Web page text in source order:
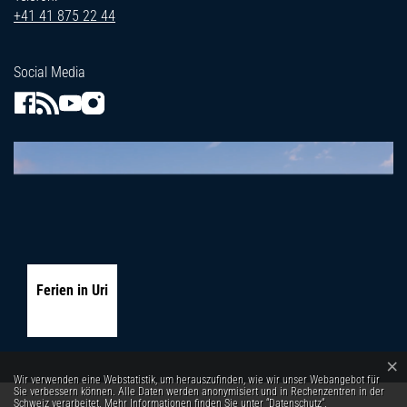
+41 41 875 22 44
Social Media
Ferien in Uri
Webstatistik
Wir verwenden eine Webstatistik, um herauszufinden, wie wir unser Webangebot für
Sie verbessern können. Alle Daten werden anonymisiert und in Rechenzentren in der
Schweiz verarbeitet. Mehr Informationen finden Sie unter “Datenschutz“.
×